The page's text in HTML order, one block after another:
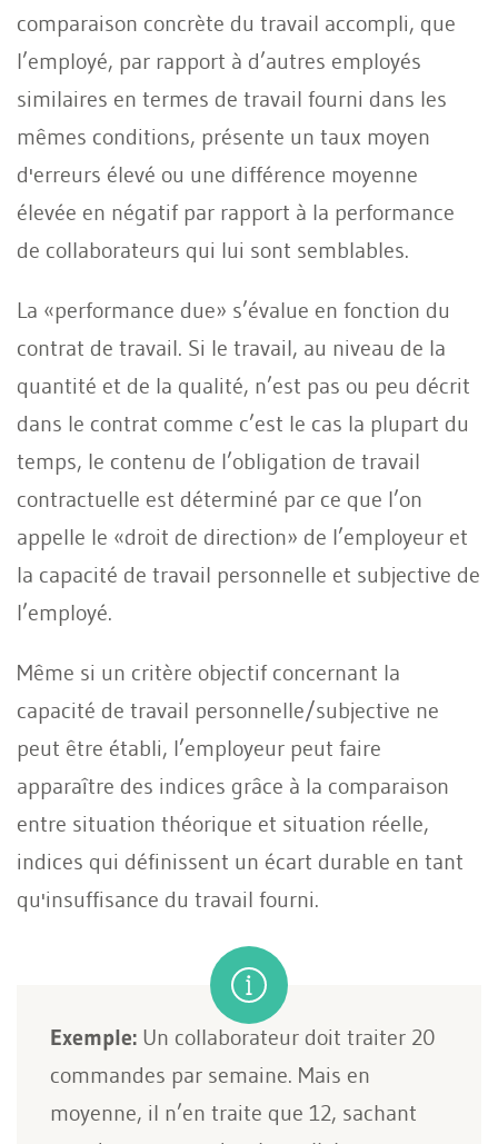
comparaison concrète du travail accompli, que
l’employé, par rapport à d’autres employés
similaires en termes de travail fourni dans les
mêmes conditions, présente un taux moyen
d'erreurs élevé ou une différence moyenne
élevée en négatif par rapport à la performance
de collaborateurs qui lui sont semblables.
La «performance due» s’évalue en fonction du
contrat de travail. Si le travail, au niveau de la
quantité et de la qualité, n’est pas ou peu décrit
dans le contrat comme c’est le cas la plupart du
temps, le contenu de l’obligation de travail
contractuelle est déterminé par ce que l’on
appelle le «droit de direction» de l’employeur et
la capacité de travail personnelle et subjective de
l’employé.
Même si un critère objectif concernant la
capacité de travail personnelle/subjective ne
peut être établi, l’employeur peut faire
apparaître des indices grâce à la comparaison
entre situation théorique et situation réelle,
indices qui définissent un écart durable en tant
qu'insuffisance du travail fourni.
Exemple: Un collaborateur doit traiter 20
commandes par semaine. Mais en
moyenne, il n’en traite que 12, sachant